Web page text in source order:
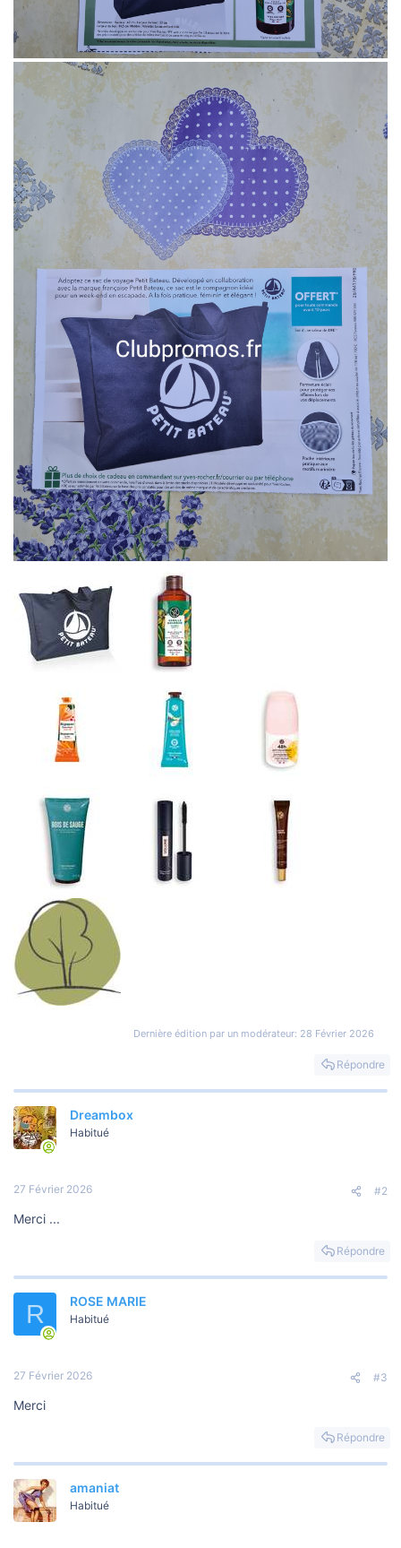
Dernière édition par un modérateur: 28 Février 2026
Répondre
Dreambox
Habitué
27 Février 2026 #2
Merci ...
Répondre
R ROSE MARIE
Habitué
27 Février 2026 #3
Merci
Répondre
amaniat
Habitué